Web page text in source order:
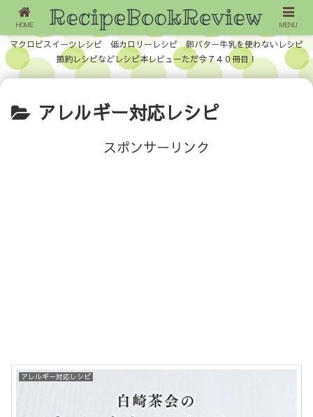
マクロビスイーツレシピ 低カロリーレシピ 卵バター牛乳を使わないレシピ
節約レシピなどレシピ本レビューただ今７４０冊目！
アレルギー対応レシピ
スポンサーリンク
アレルギー対応レシピ
HOME MENU